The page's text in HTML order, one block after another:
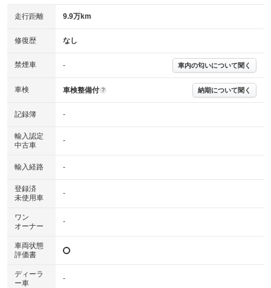
修復歴 詳細は鑑定書をご確認ください。
※グー鑑定は保証サービスではございません。購入時は必ず現車をご確認
※実際にお渡しするコンディションチェックシートにつきましては、形式
※グー鑑定の評価はあくまでも記載している鑑定日の鑑定結果となりま
す。車両情報等の詳細は各販売店へお問い合わせ下さい。
走行距離 9.9万km
修復歴 なし
禁煙車 - 車内の匂いについて聞く
車検 車検整備付 ? 納期について聞く
記録簿 -
輸入認定
中古車
-
輸入経路 -
登録済
未使用車
-
ワン
オーナー
-
車両状態
評価書
ディーラ
ー車
-